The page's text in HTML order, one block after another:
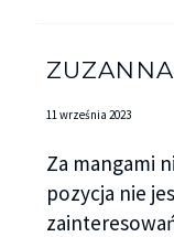
ZUZANNA
11 września 2023
Za mangami
pozycja nie